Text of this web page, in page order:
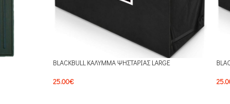
BLACKBULL ΚΑΛΥΜΜΑ ΨΗΣΤΑΡΙΑΣ LARGE
25.00€